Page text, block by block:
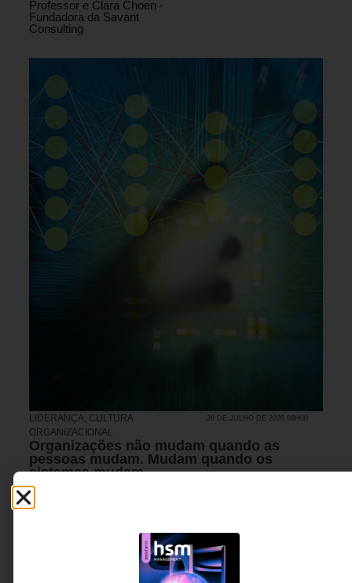
Professor e Clara Choen -
Fundadora da Savant
Consulting
LIDERANÇA, CULTURA
ORGANIZACIONAL
28 DE JULHO DE 2026 08H00
Organizações não mudam quando as
pessoas mudam. Mudam quando os
sistemas mudam.
Inspirado pelo legado de Oscar Motomura, o artigo
questiona uma das crenças mais difundidas da
transformação acontece apenas por meio das
pessoas. A verdadeira mudança, argumenta o autor,